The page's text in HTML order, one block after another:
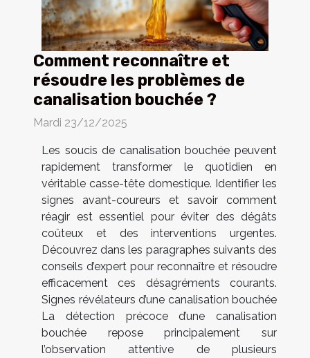
Comment reconnaître et
résoudre les problèmes de
canalisation bouchée ?
Mardi 23/12/2025
Les soucis de canalisation bouchée peuvent
rapidement transformer le quotidien en
véritable casse-tête domestique. Identifier les
signes avant-coureurs et savoir comment
réagir est essentiel pour éviter des dégâts
coûteux et des interventions urgentes.
Découvrez dans les paragraphes suivants des
conseils d’expert pour reconnaître et résoudre
efficacement ces désagréments courants.
Signes révélateurs d’une canalisation bouchée
La détection précoce d’une canalisation
bouchée repose principalement sur
l’observation attentive de plusieurs